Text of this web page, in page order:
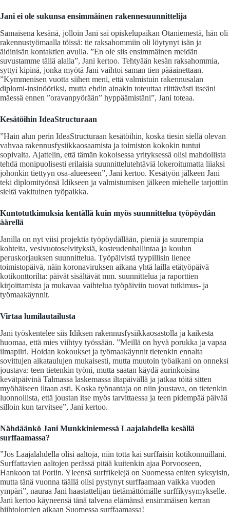
Jani ei ole sukunsa ensimmäinen rakennesuunnittelija
Samaisena kesänä, jolloin Jani sai opiskelupaikan Otaniemestä, hän oli
rakennustyömaalla töissä: tie raksahommiin oli löytynyt isän ja
äidinisän kontaktien avulla. ”En ole siis ensimmäinen meidän
suvustamme tällä alalla”, Jani kertoo. Tehtyään kesän raksahommia,
syttyi kipinä, jonka myötä Jani vaihtoi saman tien pääainettaan.
”Kymmenisen vuotta siihen meni, että valmistuin rakennusalan
diplomi-insinööriksi, mutta ehdin ainakin toteuttaa riittävästi itseäni
mäessä ennen ”oravanpyörään” hyppäämistäni”, Jani toteaa.
Kesätöihin IdeaStructuraan
”Hain alun perin IdeaStructuraan kesätöihin, koska tiesin siellä olevan
vahvaa rakennusfysiikkaosaamista ja toimiston kokokin tuntui
sopivalta. Ajattelin, että tämän kokoisessa yrityksessä olisi mahdollista
tehdä monipuolisesti erilaisia suunnittelutehtäviä lokeroitumatta liiaksi
johonkin tiettyyn osa-alueeseen”, Jani kertoo. Kesätyön jälkeen Jani
teki diplomityönsä Idikseen ja valmistumisen jälkeen miehelle tarjottiin
sieltä vakituinen työpaikka.
Kuntotutkimuksia kentällä kuin myös suunnittelua työpöydän
äärellä
Janilla on nyt viisi projektia työpöydällään, pieniä ja suurempia
kohteita, vesivuotoselvityksiä, kosteudenhallintaa ja koulun
peruskorjauksen suunnittelua. Työpäivistä tyypillisin lienee
toimistopäivä, näin koronaviruksen aikana yhtä lailla etätyöpäivä
kotikonttorilta: päivät sisältävät mm. suunnittelua ja raporttien
kirjoittamista ja mukavaa vaihtelua työpäiviin tuovat tutkimus- ja
työmaakäynnit.
Virtaa lumilautailusta
Jani työskentelee siis Idiksen rakennusfysiikkaosastolla ja kaikesta
huomaa, että mies viihtyy työssään. ”Meillä on hyvä porukka ja vapaa
ilmapiiri. Hoidan kokoukset ja työmaakäynnit tietenkin ennalta
sovittujen aikataulujen mukaisesti, mutta muutoin työaikani on onneksi
joustava: teen tietenkin työni, mutta saatan käydä aurinkoisina
kevätpäivinä Talmassa laskemassa iltapäivällä ja jatkaa töitä sitten
myöhäiseen iltaan asti. Koska työnantaja on niin joustava, on tietenkin
luonnollista, että joustan itse myös tarvittaessa ja teen pidempää päivää
silloin kun tarvitsee”, Jani kertoo.
Nähdäänkö Jani Munkkiniemessä Laajalahdella kesällä
surffaamassa?
”Jos Laajalahdella olisi aaltoja, niin totta kai surffaisin kotikonnuillani.
Surffattavien aaltojen perässä pitää kuitenkin ajaa Porvooseen,
Hankoon tai Poriin. Yleensä surffikelejä on Suomessa eniten syksyisin,
mutta tänä vuonna täällä olisi pystynyt surffaamaan vaikka vuoden
ympäri”, nauraa Jani haastattelijan tietämättömälle surffikysymykselle.
Jani kertoo käyneensä tänä talvena elämänsä ensimmäisen kerran
hiihtolomien aikaan Suomessa surffaamassa!